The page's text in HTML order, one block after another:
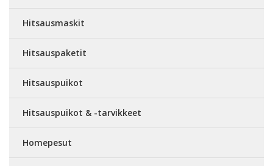
Hitsausmaskit
Hitsauspaketit
Hitsauspuikot
Hitsauspuikot & -tarvikkeet
Homepesut